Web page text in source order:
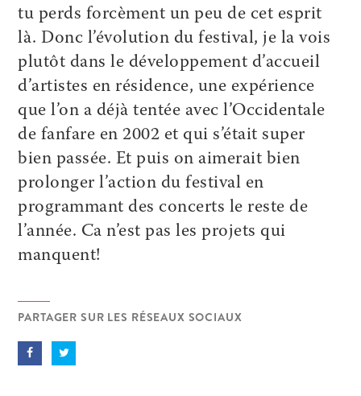
tu perds forcèment un peu de cet esprit
là. Donc l’évolution du festival, je la vois
plutôt dans le développement d’accueil
d’artistes en résidence, une expérience
que l’on a déjà tentée avec l’Occidentale
de fanfare en 2002 et qui s’était super
bien passée. Et puis on aimerait bien
prolonger l’action du festival en
programmant des concerts le reste de
l’année. Ca n’est pas les projets qui
manquent!
PARTAGER SUR LES RÉSEAUX SOCIAUX